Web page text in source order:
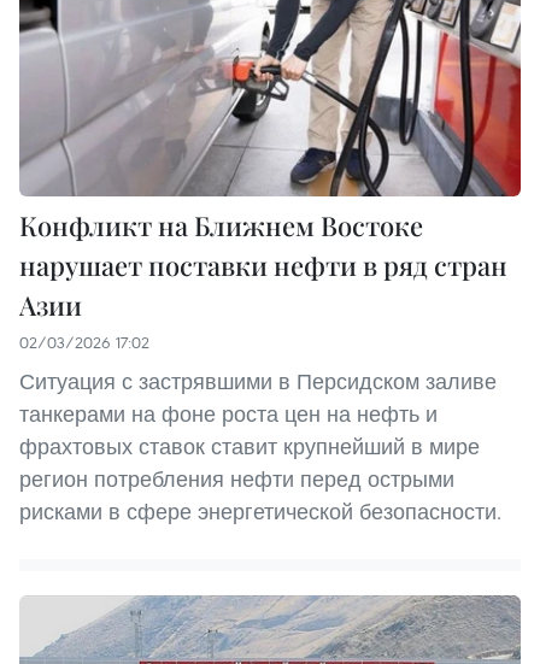
Конфликт на Ближнем Востоке
нарушает поставки нефти в ряд стран
Азии
02/03/2026 17:02
Ситуация с застрявшими в Персидском заливе
танкерами на фоне роста цен на нефть и
фрахтовых ставок ставит крупнейший в мире
регион потребления нефти перед острыми
рисками в сфере энергетической безопасности.